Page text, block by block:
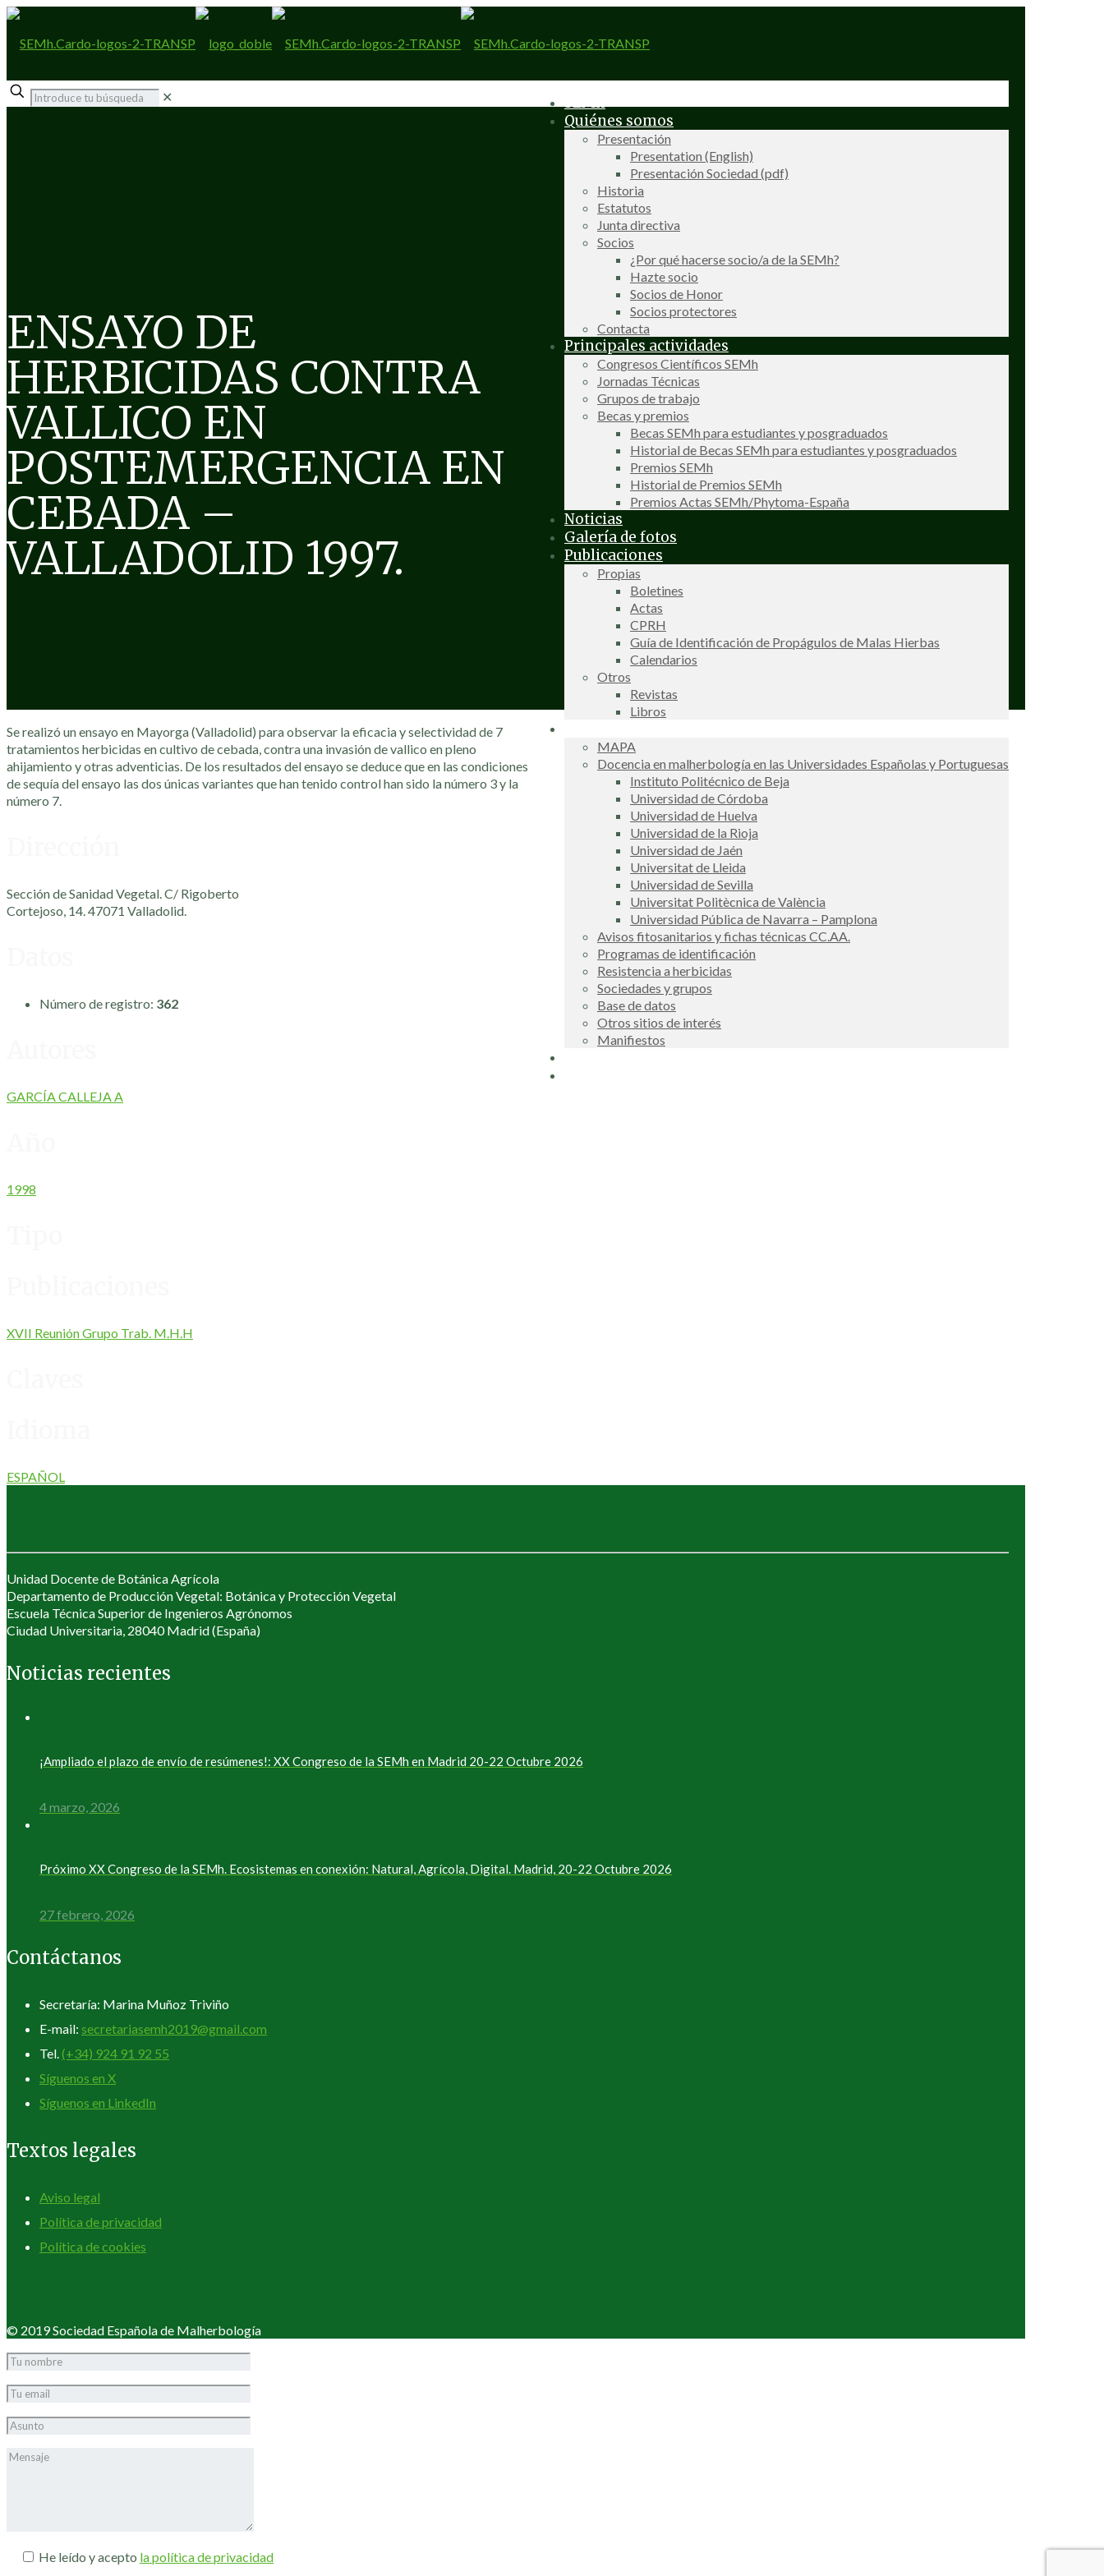
SEMh
Quiénes somos
Presentación
Presentation (English)
Presentación Sociedad (pdf)
Historia
Estatutos
Junta directiva
Socios
¿Por qué hacerse socio/a de la SEMh?
Hazte socio
Socios de Honor
Socios protectores
Contacta
Principales actividades
Congresos Científicos SEMh
Jornadas Técnicas
Grupos de trabajo
Becas y premios
Becas SEMh para estudiantes y posgraduados
Historial de Becas SEMh para estudiantes y posgraduados
Premios SEMh
Historial de Premios SEMh
Premios Actas SEMh/Phytoma-España
Noticias
Galería de fotos
Publicaciones
Propias
Boletines
Actas
CPRH
Guía de Identificación de Propágulos de Malas Hierbas
Calendarios
Otros
Revistas
Libros
MAPA
Docencia en malherbología en las Universidades Españolas y Portuguesas
Instituto Politécnico de Beja
Universidad de Córdoba
Universidad de Huelva
Universidad de la Rioja
Universidad de Jaén
Universitat de Lleida
Universidad de Sevilla
Universitat Politècnica de València
Universidad Pública de Navarra – Pamplona
Avisos fitosanitarios y fichas técnicas CC.AA.
Programas de identificación
Resistencia a herbicidas
Sociedades y grupos
Base de datos
Otros sitios de interés
Manifiestos
✕
ENSAYO DE
HERBICIDAS CONTRA
VALLICO EN
POSTEMERGENCIA EN
CEBADA –
VALLADOLID 1997.
Se realizó un ensayo en Mayorga (Valladolid) para observar la eficacia y selectividad de 7
tratamientos herbicidas en cultivo de cebada, contra una invasión de vallico en pleno
ahijamiento y otras adventicias. De los resultados del ensayo se deduce que en las condiciones
de sequía del ensayo las dos únicas variantes que han tenido control han sido la número 3 y la
número 7.
Sección de Sanidad Vegetal. C/ Rigoberto
Cortejoso, 14. 47071 Valladolid.
Número de registro: 362
GARCÍA CALLEJA A
1998
XVII Reunión Grupo Trab. M.H.H
ESPAÑOL
Unidad Docente de Botánica Agrícola
Departamento de Producción Vegetal: Botánica y Protección Vegetal
Escuela Técnica Superior de Ingenieros Agrónomos
Ciudad Universitaria, 28040 Madrid (España)
Noticias recientes
¡Ampliado el plazo de envío de resúmenes!: XX Congreso de la SEMh en Madrid 20-22 Octubre 2026
4 marzo, 2026
Próximo XX Congreso de la SEMh. Ecosistemas en conexión: Natural, Agrícola, Digital. Madrid, 20-22 Octubre 2026
27 febrero, 2026
Contáctanos
Secretaría: Marina Muñoz Triviño
E-mail: secretariasemh2019@gmail.com
Tel. (+34) 924 91 92 55
Síguenos en X
Síguenos en LinkedIn
Textos legales
Aviso legal
Política de privacidad
Política de cookies
© 2019 Sociedad Española de Malherbología
He leído y acepto la política de privacidad